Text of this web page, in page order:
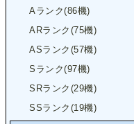
Aランク(86機)
ARランク(75機)
ASランク(57機)
Sランク(97機)
SRランク(29機)
SSランク(19機)